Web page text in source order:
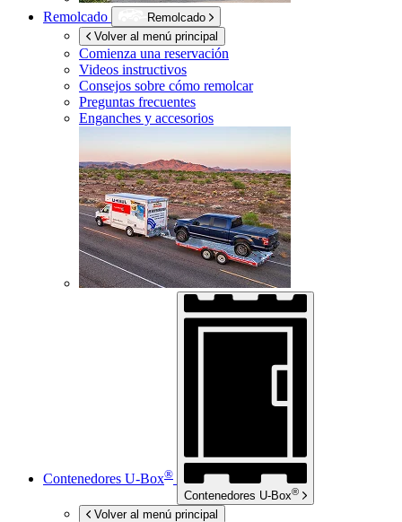
Remolcado
Remolcado
Volver al menú principal
Comienza una reservación
Videos instructivos
Consejos sobre cómo remolcar
Preguntas frecuentes
Enganches y accesorios
Contenedores U-Box®
Contenedores U-Box®
Volver al menú principal